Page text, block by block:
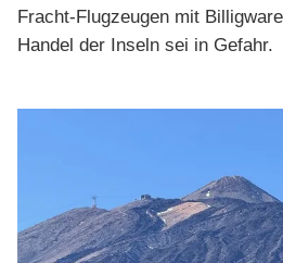
Fracht-Flugzeugen mit
Handel der Inseln sei in Gefahr.